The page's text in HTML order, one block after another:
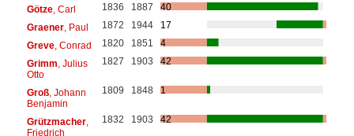
Götze, Carl 1836 1887
40
Graener, Paul 1872 1944
17
Greve, Conrad 1820 1851
4
Grimm , Julius
Otto
1827 1903 42
Groß, Johann
Benjamin
1809 1848 1
Grützmacher,
Friedrich
1832 1903 42